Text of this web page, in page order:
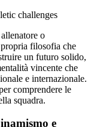
o
filosofia che
un futuro solido,
vincente che
e internazionale.
comprendere le
squadra.
e